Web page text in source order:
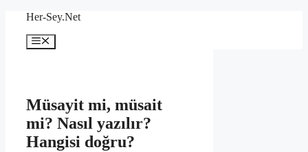
İçeriğeHer-Sey.Net
Menü
Müsayit mi, müsait
mi? Nasıl yazılır?
Hangisi doğru?